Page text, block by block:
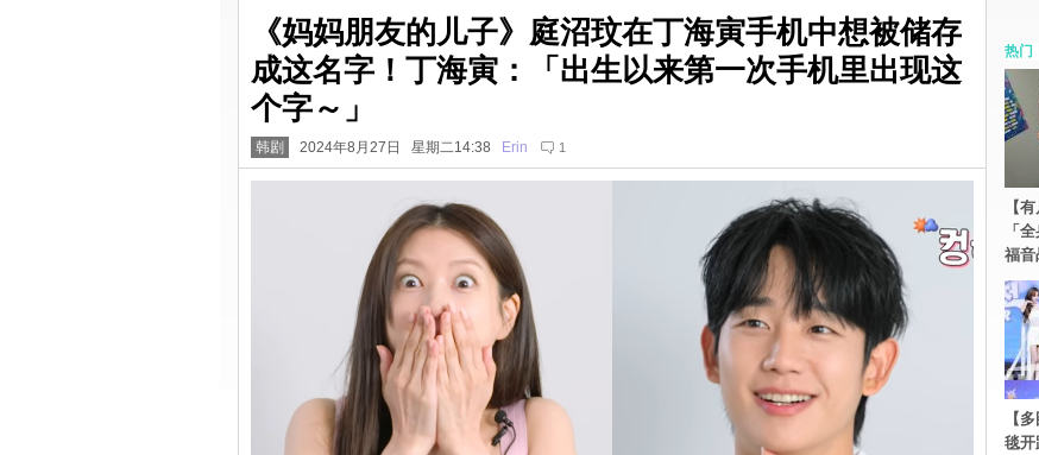
《妈妈朋友的儿子》庭沼玟在丁海寅手机中想被储存
成这名字！丁海寅：「出生以来第一次手机里出现这
个字～」
韩剧 2024年8月27日 星期二14:38 Erin 1
热门
【
「
福音
【
毯开